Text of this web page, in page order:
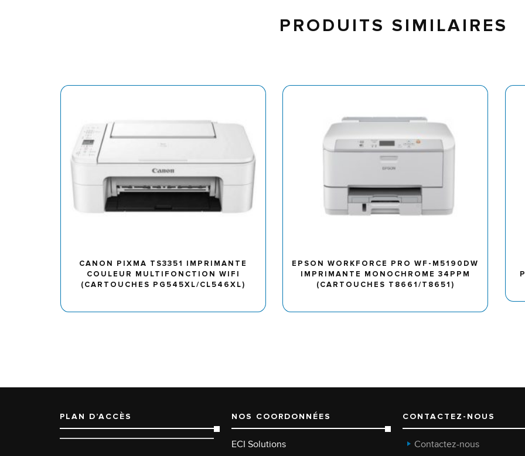
PRODUITS SIMILAIRES
CANON PIXMA TS3351 IMPRIMANTE
COULEUR MULTIFONCTION WIFI
(CARTOUCHES PG545XL/CL546XL)
EPSON WORKFORCE PRO WF-M5190DW
IMPRIMANTE MONOCHROME 34PPM
(CARTOUCHES T8661/T8651)
PLAN D’ACCÈS NOS COORDONNÉES
ECI Solutions
CONTACTEZ-NOUS
Contactez-nous